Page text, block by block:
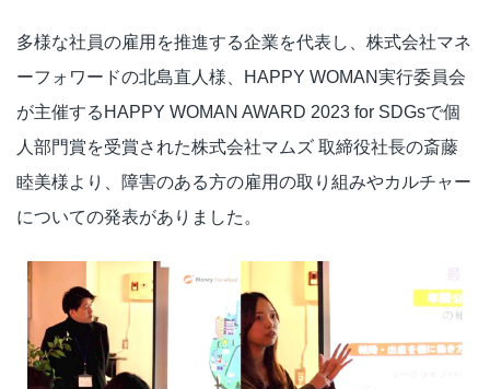
多様な社員の雇用を推進する企業を代表し、株式会社マネ
ーフォワードの北島直人様、HAPPY WOMAN実行委員会
が主催するHAPPY WOMAN AWARD 2023 for SDGsで個
人部門賞を受賞された株式会社マムズ 取締役社長の斎藤
睦美様より、障害のある方の雇用の取り組みやカルチャー
についての発表がありました。